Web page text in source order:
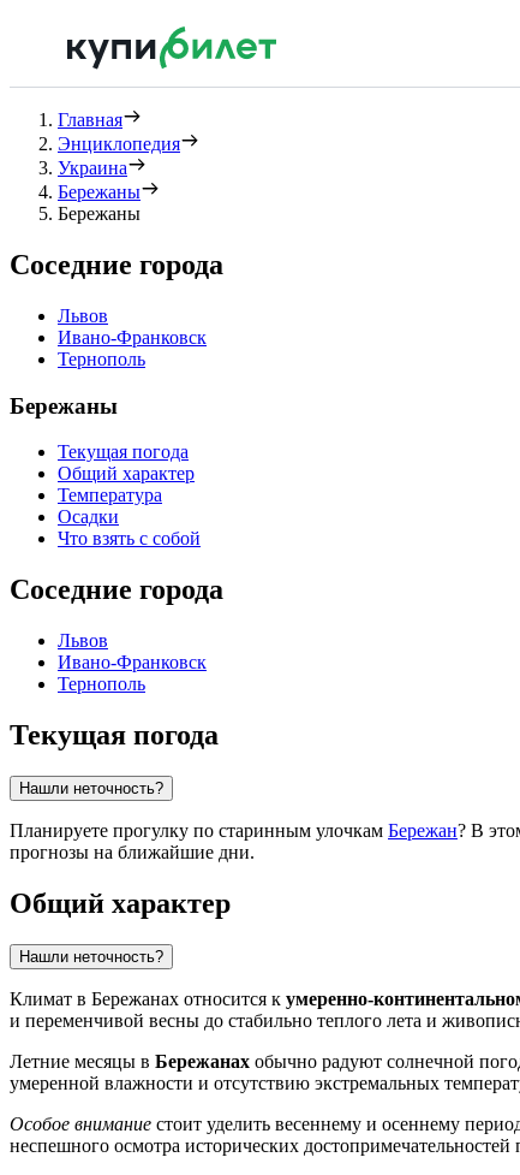
Главная
Энциклопедия
Украина
Бережаны
Бережаны
Соседние города
Львов
Ивано-Франковск
Тернополь
Бережаны
Текущая погода
Общий характер
Температура
Осадки
Что взять с собой
Соседние города
Львов
Ивано-Франковск
Тернополь
Текущая погода
Нашли неточность?
Планируете прогулку по старинным улочкам Бережан? В
прогнозы на ближайшие дни.
Общий характер
Нашли неточность?
Климат в Бережанах относится к умеренно-
и переменчивой весны до стабильно теплого лета и
Летние месяцы в Бережанах обычно радуют солнечной
умеренной влажности и отсутствию экстремальных
Особое внимание стоит уделить весеннему и осеннему
неспешного осмотра исторических